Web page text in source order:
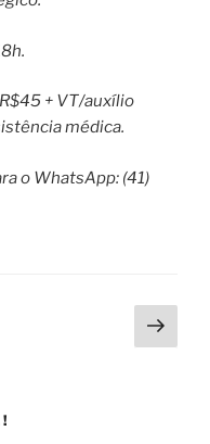
+ VT/auxílio
médica.
o WhatsApp: (41)